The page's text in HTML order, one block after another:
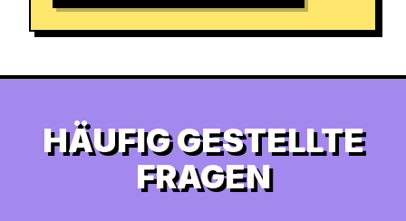
HÄUFIG GESTELLTE
FRAGEN